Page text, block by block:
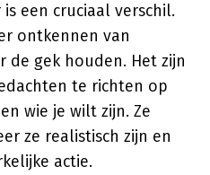
een cruciaal verschil.
ontkennen van
gek houden. Het zijn
te richten op
wie je wilt zijn. Ze
ze realistisch zijn en
actie.